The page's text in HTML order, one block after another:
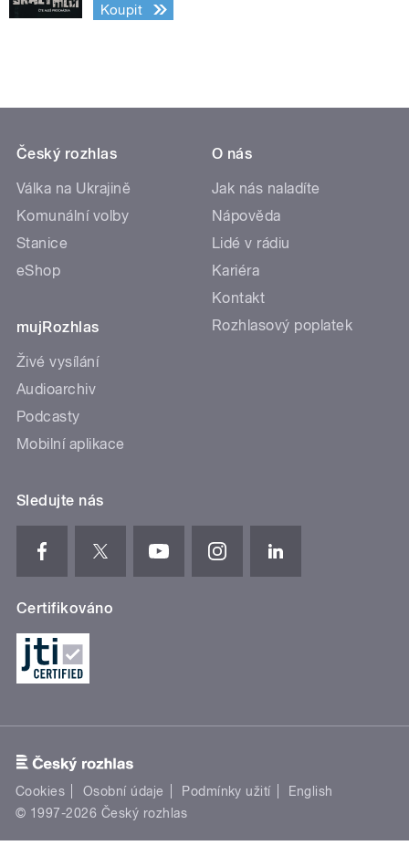
Koupit
Český rozhlas
Válka na Ukrajině
Komunální volby
Stanice
eShop
mujRozhlas
Živé vysílání
Audioarchiv
Podcasty
Mobilní aplikace
O nás
Jak nás naladíte
Nápověda
Lidé v rádiu
Kariéra
Kontakt
Rozhlasový poplatek
Sledujte nás
Certifikováno
Cookies Osobní údaje Podmínky užití
English
© 1997-2026 Český rozhlas